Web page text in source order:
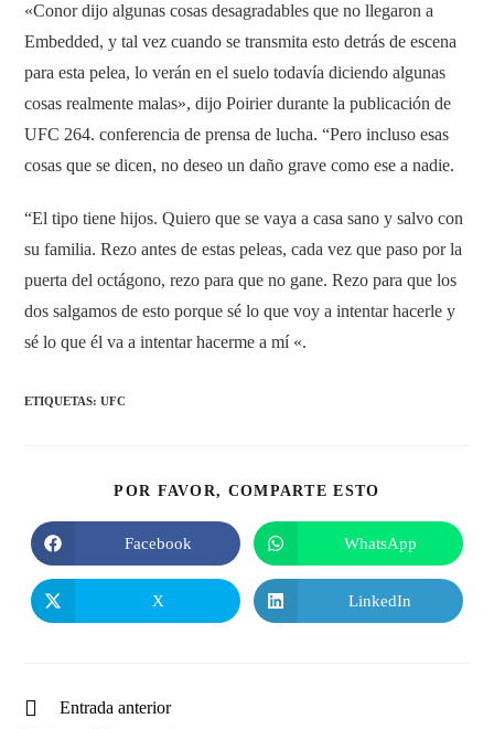
«Conor dijo algunas cosas desagradables que no llegaron a
Embedded, y tal vez cuando se transmita esto detrás de escena
para esta pelea, lo verán en el suelo todavía diciendo algunas
cosas realmente malas», dijo Poirier durante la publicación de
UFC 264. conferencia de prensa de lucha. “Pero incluso esas
cosas que se dicen, no deseo un daño grave como ese a nadie.
“El tipo tiene hijos. Quiero que se vaya a casa sano y salvo con
su familia. Rezo antes de estas peleas, cada vez que paso por la
puerta del octágono, rezo para que no gane. Rezo para que los
dos salgamos de esto porque sé lo que voy a intentar hacerle y
sé lo que él va a intentar hacerme a mí «.
ETIQUETAS:UFC
POR FAVOR, COMPARTE ESTO
CONTENIDO
Se
abre
en
una
nueva
ventana
Facebook
Se
abre
en
una
nueva
ventana
WhatsApp
abre
X
Se
abre
LinkedIn
Leer
Entrada anterior